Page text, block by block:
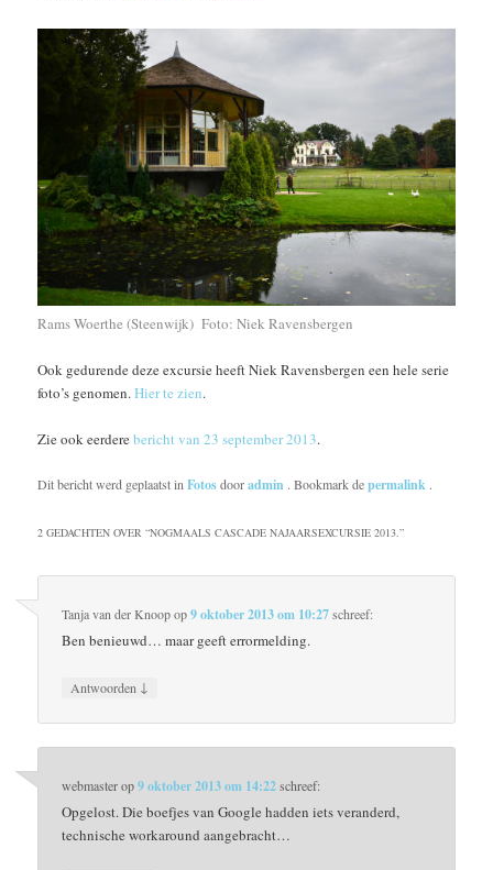
Rams Woerthe (Steenwijk) Foto: Niek Ravensbergen
Ook gedurende deze excursie heeft Niek Ravensbergen een hele serie
foto’s genomen.Hier te zien.
Zie ook eerderebericht van 23 september 2013.
Dit bericht werd geplaatst inFotosdooradmin . Bookmark depermalink .
2 GEDACHTEN OVER “NOGMAALS CASCADE NAJAARSEXCURSIE 2013.”
Tanja van der Knoopop9 oktober 2013 om 10:27schreef:
Ben benieuwd… maar geeft errormelding.
Antwoorden ↓
webmasterop9 oktober 2013 om 14:22schreef:
Opgelost. Die boefjes van Google hadden iets veranderd,
technische workaround aangebracht…